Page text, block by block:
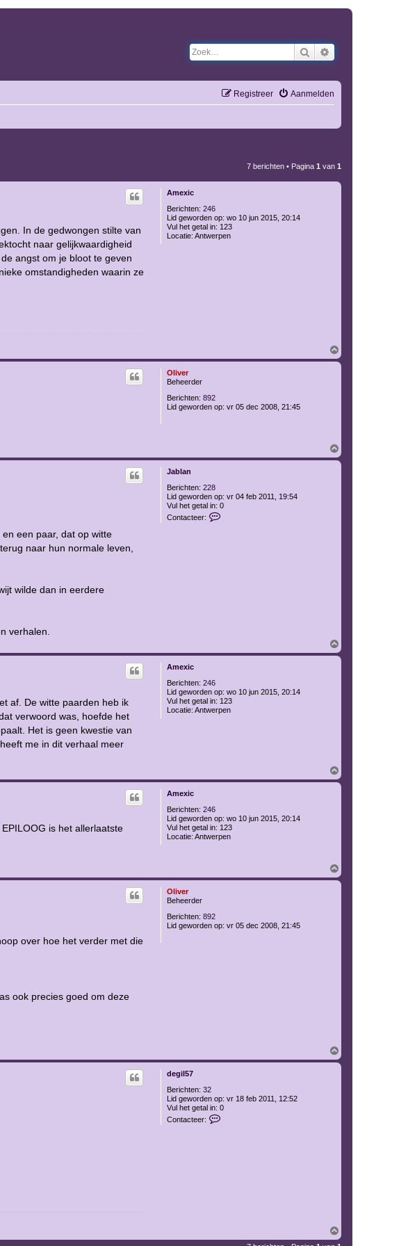
Zoek
Aanmelden
Registreer
7 berichten • Pagina 1 van 1
Amexic
Berichten: 246
Lid geworden op: wo 10 jun 2015, 20:14
Vul het getal in: 123
Locatie: Antwerpen
In de gedwongen stilte van
naar gelijkwaardigheid
angst om je bloot te geven
omstandigheden waarin ze
m
h
Oliver
Beheerder
Berichten: 892
Lid geworden op: vr 05 dec 2008, 21:45
m
h
Jablan
Berichten: 228
Lid geworden op: vr 04 feb 2011, 19:54
Vul het getal in: 0
Contacteer:
een paar, dat op witte
naar hun normale leven,
wilde dan in eerdere
verhalen.
m
h
Amexic
Berichten: 246
Lid geworden op: wo 10 jun 2015, 20:14
Vul het getal in: 123
Locatie: Antwerpen
af. De witte paarden heb ik
verwoord was, hoefde het
Het is geen kwestie van
me in dit verhaal meer
m
h
Amexic
Berichten: 246
Lid geworden op: wo 10 jun 2015, 20:14
Vul het getal in: 123
Locatie: Antwerpen
is het allerlaatste
m
h
Oliver
Beheerder
Berichten: 892
Lid geworden op: vr 05 dec 2008, 21:45
over hoe het verder met die
ook precies goed om deze
m
h
degil57
Berichten: 32
Lid geworden op: vr 18 feb 2011, 12:52
Vul het getal in: 0
Contacteer:
l
m